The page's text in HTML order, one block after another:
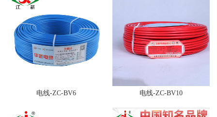
电线-ZC-BV6 电线-ZC-BV10